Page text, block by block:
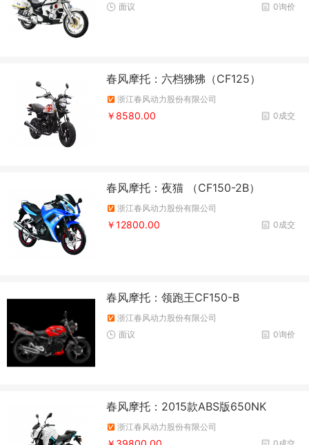
0询价
面议
春风摩托：六档狒狒（CF125）
浙江春风动力股份有限公司
0成交
￥8580.00
春风摩托：夜猫 （CF150-2B）
浙江春风动力股份有限公司
0成交
￥12800.00
春风摩托：领跑王CF150-B
浙江春风动力股份有限公司
0询价
面议
春风摩托：2015款ABS版650NK
浙江春风动力股份有限公司